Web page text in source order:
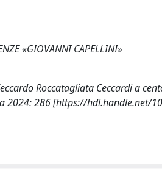
«GIOVANNI CAPELLINI»
Roccatagliata Ceccardi a
2024: 286 [https://hdl.handle.net/